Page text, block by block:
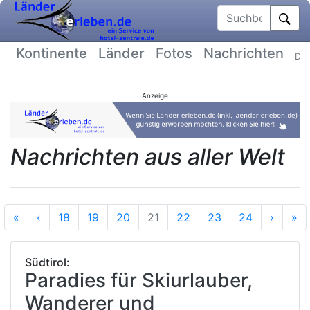
Suchbegriff
Kontinente Länder Fotos Nachrichten
Anzeige
Nachrichten aus aller Welt
« Anfang
‹Vorherige
18 19 20 21 22 23 24 › »
Südtirol:
Paradies für Skiurlauber,
Wanderer und